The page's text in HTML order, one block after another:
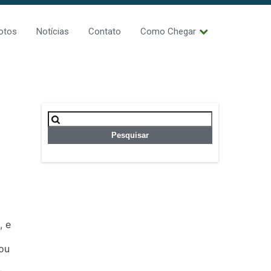
Notícias Contato Como Chegar
e
Pesquisar
por: